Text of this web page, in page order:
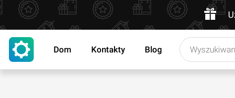
Dom Kontakty Blog